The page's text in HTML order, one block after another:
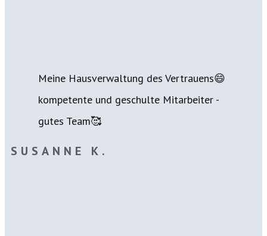
Meine Hausverwaltung des Vertrauens😄
kompetente und geschulte Mitarbeiter -
gutes Team🥰
SUSANNE K.